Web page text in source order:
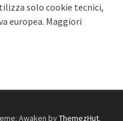
solo cookie tecnici,
europea. Maggiori
Awaken byThemezHut.